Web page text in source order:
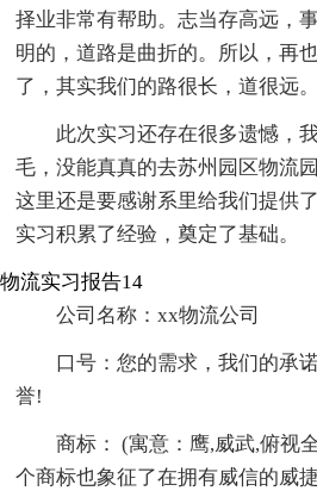
择业非常有帮助。志当存高远，
明的，道路是曲折的。所以，再
了，其实我们的路很长，道很远。
此次实习还存在很多遗憾，
毛，没能真真的去苏州园区物流
这里还是要感谢系里给我们提供
实习积累了经验，奠定了基础。
物流实习报告14
公司名称：xx物流公司
口号：您的需求，我们的承
誉!
商标： (寓意：鹰,威武,俯视
个商标也象征了在拥有威信的威